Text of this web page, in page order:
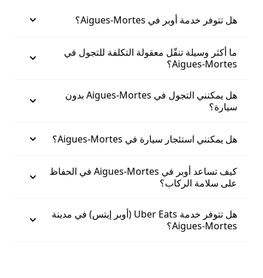
هل تتوفر خدمة أوبر في Aigues-Mortes؟
ما أكثر وسيلة تنقّل معقولة التكلفة للتجول في
Aigues-Mortes؟
هل يمكنني التجول في Aigues-Mortes بدون
سيارة؟
هل يمكنني استئجار سيارة في Aigues-Mortes؟
كيف تساعد أوبر في Aigues-Mortes في الحفاظ
على سلامة الركاب؟
هل تتوفر خدمة Uber Eats (أوبر إيتس) في مدينة
Aigues-Mortes؟